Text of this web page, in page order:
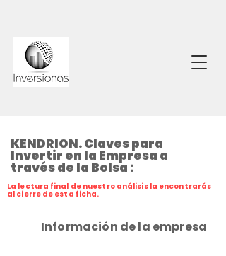
KENDRION. Claves para
Invertir en la Empresa a
través de la Bolsa :
La lectura final de nuestro análisis la encontrarás
al cierre de esta ficha.
Información de la empresa